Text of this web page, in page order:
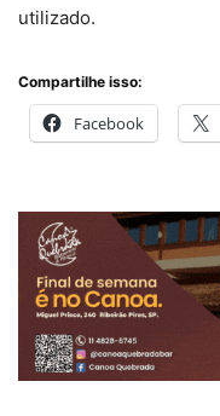
utilizado.
Compartilhe isso:
Facebook